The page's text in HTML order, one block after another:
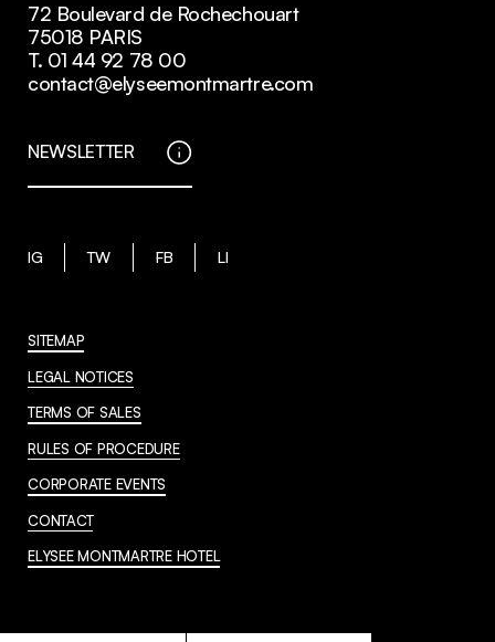
72 Boulevard de Rochechouart
75018 PARIS
T. 01 44 92 78 00
contact@elyseemontmartre.com
NEWSLETTER
IG TW FB LI
SITEMAP
LEGAL NOTICES
TERMS OF SALES
RULES OF PROCEDURE
CORPORATE EVENTS
CONTACT
ELYSEE MONTMARTRE HOTEL